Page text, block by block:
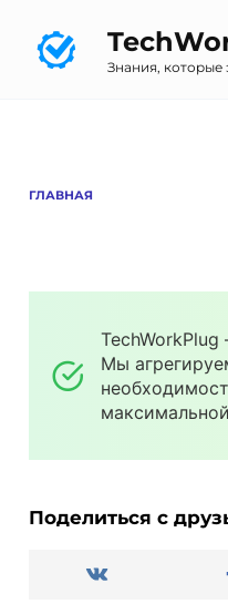
Знания, которые
ГЛАВНАЯ
Мы
Поделиться с